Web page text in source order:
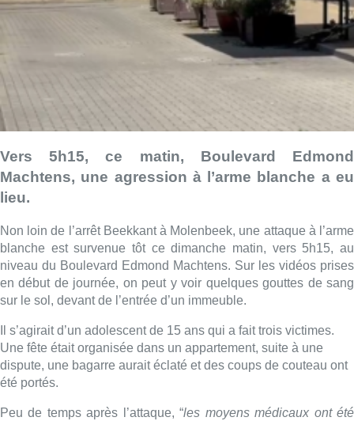
Vers 5h15, ce matin, Boulevard Edmond
Machtens, une agression à l’arme blanche a eu
lieu.
Non loin de l’arrêt Beekkant à Molenbeek, une attaque à l’arme
blanche est survenue tôt ce dimanche matin, vers 5h15, au
niveau du Boulevard Edmond Machtens. Sur les vidéos prises
en début de journée, on peut y voir quelques gouttes de sang
sur le sol, devant de l’entrée d’un immeuble.
Il s’agirait d’un adolescent de 15 ans qui a fait trois victimes.
Une fête était organisée dans un appartement, suite à une
dispute, une bagarre aurait éclaté et des coups de couteau ont
été portés.
Peu de temps après l’attaque, “les moyens médicaux ont été